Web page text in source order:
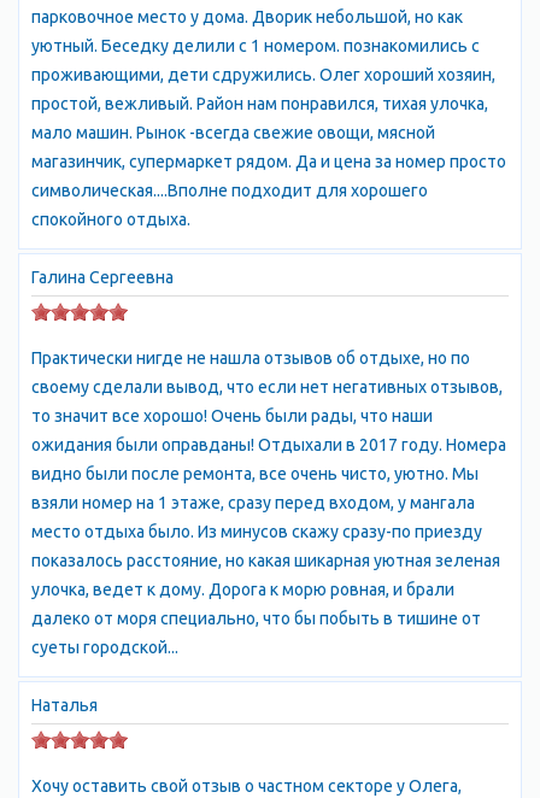
парковочное место у дома. Дворик небольшой, но как
уютный. Беседку делили с 1 номером. познакомились с
проживающими, дети сдружились. Олег хороший хозяин,
простой, вежливый. Район нам понравился, тихая улочка,
мало машин. Рынок -всегда свежие овощи, мясной
магазинчик, супермаркет рядом. Да и цена за номер просто
символическая....Вполне подходит для хорошего
спокойного отдыха.
Галина Сергеевна
Практически нигде не нашла отзывов об отдыхе, но по
своему сделали вывод, что если нет негативных отзывов,
то значит все хорошо! Очень были рады, что наши
ожидания были оправданы! Отдыхали в 2017 году. Номера
видно были после ремонта, все очень чисто, уютно. Мы
взяли номер на 1 этаже, сразу перед входом, у мангала
место отдыха было. Из минусов скажу сразу-по приезду
показалось расстояние, но какая шикарная уютная зеленая
улочка, ведет к дому. Дорога к морю ровная, и брали
далеко от моря специально, что бы побыть в тишине от
суеты городской...
Наталья
Хочу оставить свой отзыв о частном секторе у Олега,